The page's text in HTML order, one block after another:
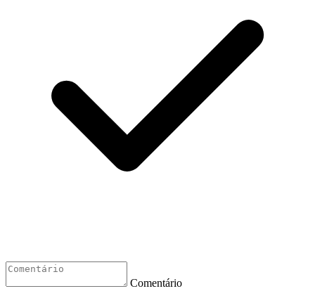
Comentário